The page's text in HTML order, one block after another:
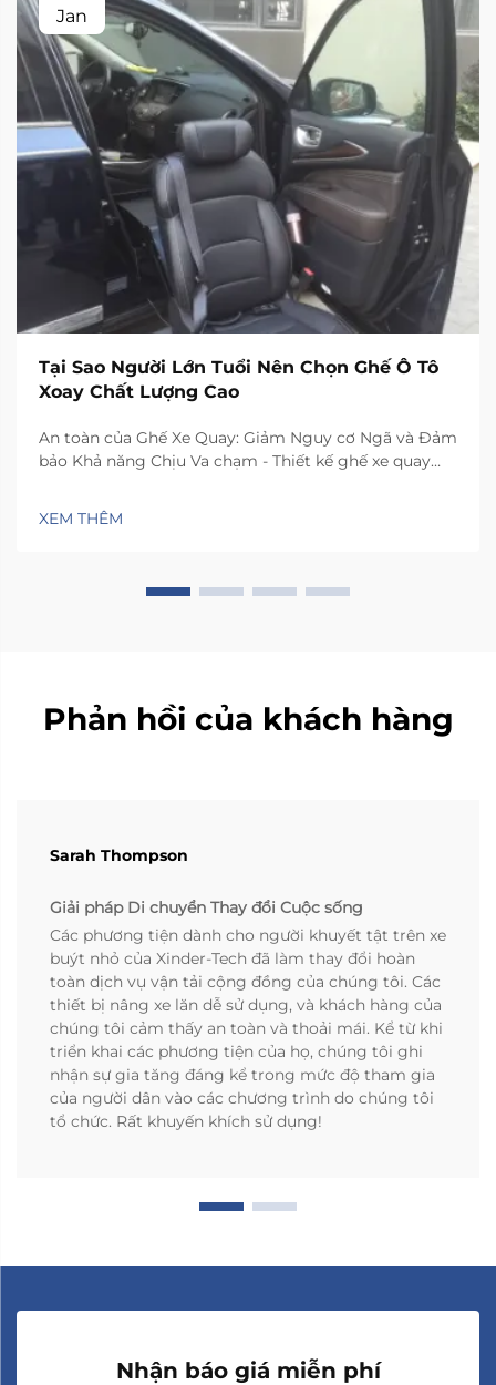
Jan
Tại Sao Người Lớn Tuổi Nên Chọn Ghế Ô Tô
Xoay Chất Lượng Cao
An toàn của Ghế Xe Quay: Giảm Nguy cơ Ngã và Đảm
bảo Khả năng Chịu Va chạm - Thiết kế ghế xe quay
chuyển. Ghế có cơ chế xoay đặc biệt giúp xoay 90 độ
về phía cửa xe, nhờ đó người dùng...
XEM THÊM
Phản hồi của khách hàng
Sarah Thompson
Giải pháp Di chuyển Thay đổi Cuộc sống
Các phương tiện dành cho người khuyết tật trên xe
buýt nhỏ của Xinder-Tech đã làm thay đổi hoàn
toàn dịch vụ vận tải cộng đồng của chúng tôi. Các
thiết bị nâng xe lăn dễ sử dụng, và khách hàng của
chúng tôi cảm thấy an toàn và thoải mái. Kể từ khi
triển khai các phương tiện của họ, chúng tôi ghi
nhận sự gia tăng đáng kể trong mức độ tham gia
của người dân vào các chương trình do chúng tôi
tổ chức. Rất khuyến khích sử dụng!
Nhận báo giá miễn phí